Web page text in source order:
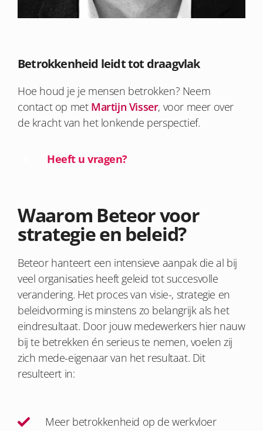
Betrokkenheid leidt tot draagvlak
Hoe houd je je mensen betrokken? Neem
contact op met Martijn Visser, voor meer over
de kracht van het lonkende perspectief.
Heeft u vragen?
Waarom Beteor voor
strategie en beleid?
Beteor hanteert een intensieve aanpak die al bij
veel organisaties heeft geleid tot succesvolle
verandering. Het proces van visie-, strategie en
beleidvorming is minstens zo belangrijk als het
eindresultaat. Door jouw medewerkers hier nauw
bij te betrekken én serieus te nemen, voelen zij
zich mede-eigenaar van het resultaat. Dit
resulteert in:
Meer betrokkenheid op de werkvloer